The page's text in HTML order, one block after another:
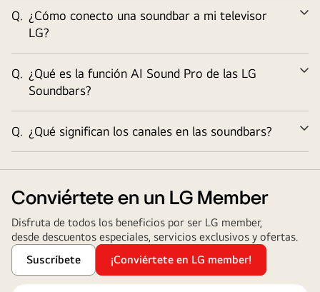
Q. ¿Cómo conecto una soundbar a mi televisor
LG?
Q. ¿Qué es la función AI Sound Pro de las LG
Soundbars?
Q. ¿Qué significan los canales en las soundbars?
Conviértete en un LG Member
Disfruta de todos los beneficios por ser LG member,
desde descuentos especiales, servicios exclusivos y ofertas.
Suscríbete
¡Conviértete en LG member!